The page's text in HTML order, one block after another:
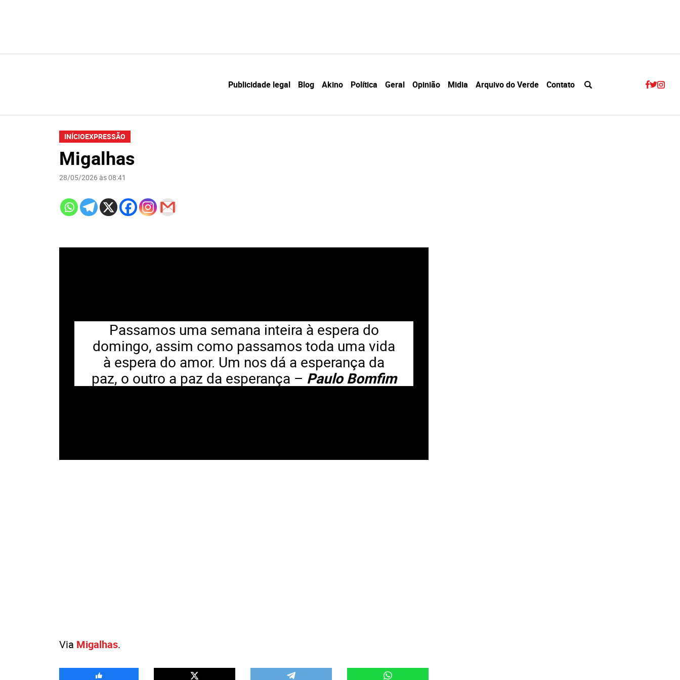
Publicidade legal Blog Akino Política Geral Opinião Midia Arquivo do Verde Contato
INÍCIOEXPRESSÃO
Migalhas
28/05/2026 às 08:41
Passamos uma semana inteira à espera do
domingo, assim como passamos toda uma vida
à espera do amor. Um nos dá a esperança da
paz, o outro a paz da esperança – Paulo Bomfim
Via Migalhas.